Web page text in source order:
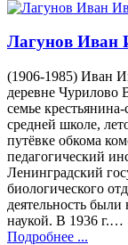
Лагунов Иван
(1906-1985) Иван
деревне Чурилово
семье
средней школе,
путёвке обкома
педагогический
Ленинградский
биологического
деятельность
наукой. В 1936 г.…
Подробнее ...